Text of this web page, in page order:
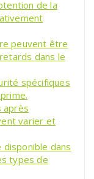
de la
peuvent être
dans le
spécifiques
après
varier et
dans
types de